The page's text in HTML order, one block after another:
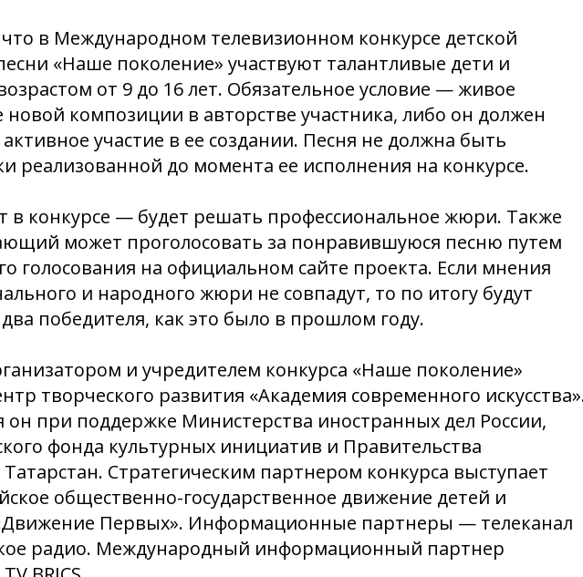
в Международном телевизионном конкурсе детской
«Наше поколение» участвуют талантливые дети и
от 9 до 16 лет. Обязательное условие — живое
новой композиции в авторстве участника, либо он должен
участие в ее создании. Песня не должна быть
реализованной до момента ее исполнения на конкурсе.
в конкурсе — будет решать профессиональное жюри. Также
может проголосовать за понравившуюся песню путем
голосования на официальном сайте проекта. Если мнения
и народного жюри не совпадут, то по итогу будут
победителя, как это было в прошлом году.
и учредителем конкурса «Наше поколение»
творческого развития «Академия современного
он при поддержке Министерства иностранных дел России,
фонда культурных инициатив и Правительства
Татарстан. Стратегическим партнером конкурса выступает
общественно-государственное движение детей и
Первых». Информационные партнеры — телеканал
радио. Международный информационный партнер